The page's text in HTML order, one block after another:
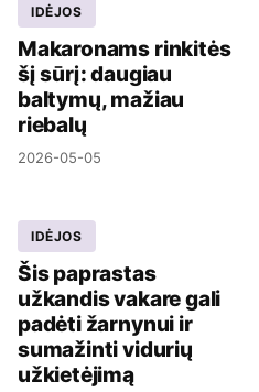
IDĖJOS
Makaronams rinkitės
šį sūrį: daugiau
baltymų, mažiau
riebalų
2026-05-05
IDĖJOS
Šis paprastas
užkandis vakare gali
padėti žarnynui ir
sumažinti vidurių
užkietėjimą